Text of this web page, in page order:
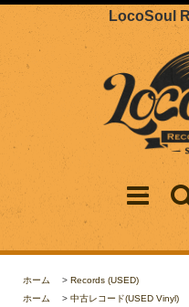
LocoSoul
ホーム > Records (USED)
ホーム
> 中古レコード(USED Vinyl)